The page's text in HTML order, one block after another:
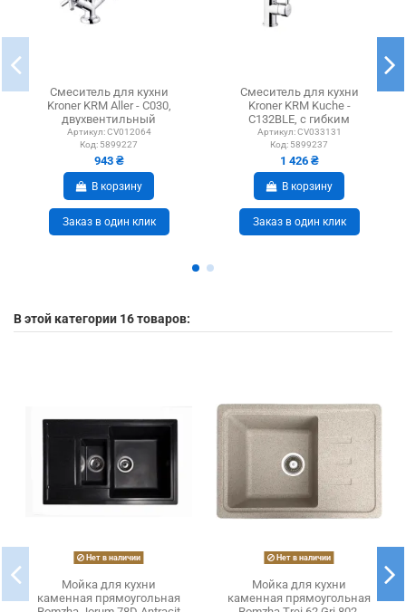
Смеситель для кухни
Kroner KRM Aller - C030,
двухвентильный
Артикул: CV012064
Код: 5899227
943 ₴
В корзину
Заказ в один клик
Смеситель для кухни
Kroner KRM Kuche -
C132BLE, с гибким
изливом
Артикул: CV033131
Код: 5899237
1 426 ₴
В корзину
Заказ в один клик
В этой категории 16 товаров:
Нет в наличии
Мойка для кухни
каменная прямоугольная
Нет в наличии
Мойка для кухни
каменная прямоугольная